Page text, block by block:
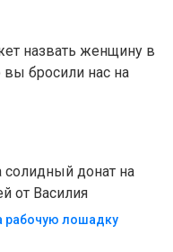
назвать женщину в
бросили нас на
солидный донат на
от Василия
рабочую лошадку